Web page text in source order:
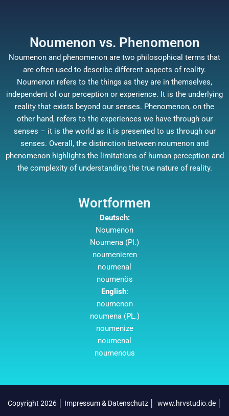
Noumenon vs. Phenomenon
Noumenon and phenomenon are two philosophical terms that
are often used to describe different aspects of reality.
Noumenon refers to the things as they are in themselves,
independent of our perception or experience. It is the underlying
reality that exists beyond our senses. Phenomenon, on the
other hand, refers to the experiences we have through our
senses – it is the world as it is presented to us through our
senses. Overall, the distinction between noumenon and
phenomenon highlights the limitations of human perception and
the complexity of understanding the true nature of reality.
Wortformen
Deutsch:
Noumenon
Noumena (Pl.)
noumenieren
noumenal
noumenös
English:
noumenon
noumena (PL.)
noumenize
noumenal
noumenous
Copyright 2026 │ Impressum & Datenschutz│ www.hrvstudio.de│